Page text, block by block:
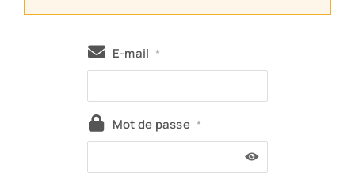
E-mail *
Mot de passe *